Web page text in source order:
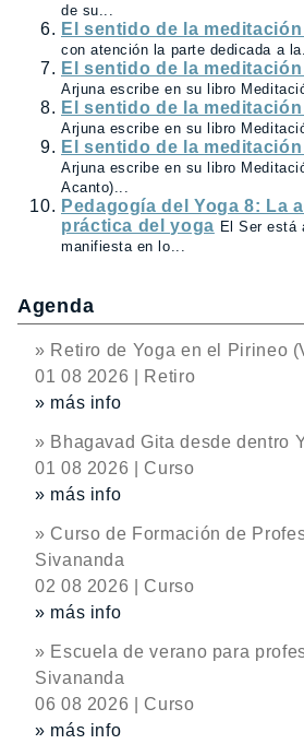
de su...
El sentido de la meditación
con atención la parte dedicada a
El sentido de la meditación
Arjuna escribe en su libro
El sentido de la meditación
Arjuna escribe en su libro
El sentido de la meditación
Arjuna escribe en su libro
Acanto)...
Pedagogía del Yoga 8: La
práctica del yoga El Ser está
manifiesta en lo...
Agenda
» Retiro de Yoga en el Pirineo
01 08 2026 | Retiro
» más info
» Bhagavad Gita desde dentro
01 08 2026 | Curso
» más info
» Curso de Formación de
Sivananda
02 08 2026 | Curso
» más info
» Escuela de verano para
Sivananda
06 08 2026 | Curso
» más info